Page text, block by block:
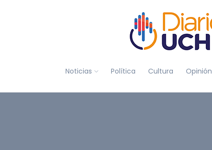
Noticias Política Cultura Opinión